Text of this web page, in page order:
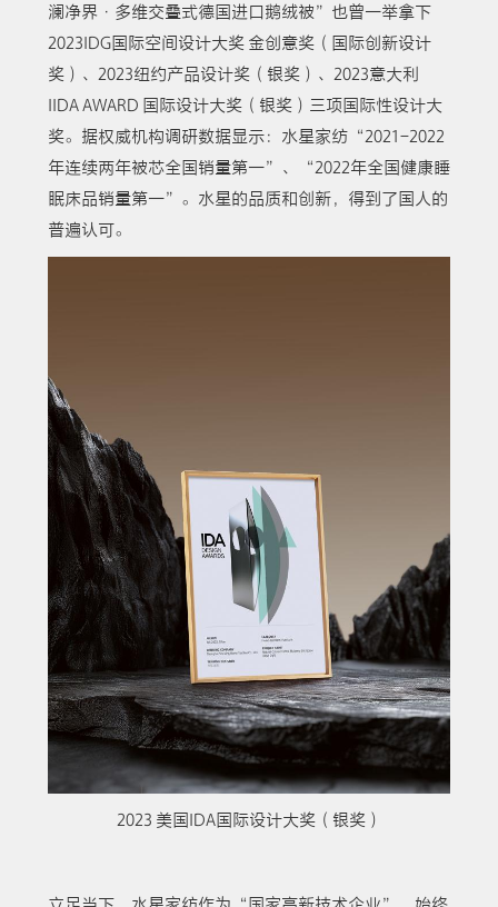
澜净界·多维交叠式德国进口鹅绒被”也曾一举拿下
2023IDG国际空间设计大奖 金创意奖（国际创新设计
奖）、2023纽约产品设计奖（银奖）、2023意大利
IIDA AWARD 国际设计大奖（银奖）三项国际性设计大
奖。据权威机构调研数据显示：水星家纺“2021-2022
年连续两年被芯全国销量第一”、“2022年全国健康睡
眠床品销量第一”。水星的品质和创新，得到了国人的
普遍认可。
2023 美国IDA国际设计大奖（银奖）